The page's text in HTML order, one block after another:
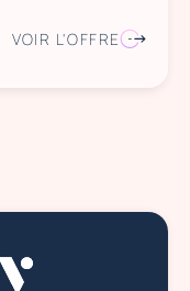
VOIR L'OFFRE